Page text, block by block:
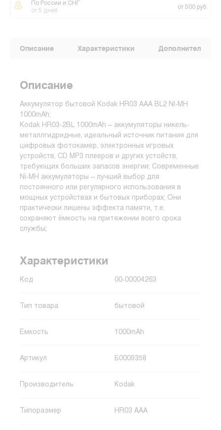
По России и СНГ
от 5 дней
от 500 руб.
Описание Характеристики
Описание
Аккумулятор бытовой Kodak HR03 AAA BL2 NI-MH
1000mAh;
Kodak HR03-2BL 1000mAh – аккумуляторы никель-
металлгидридные, идеальный источник питания для
цифровых фотокамер, электронных игровых
устройств, CD MP3 плееров и других устойств,
требующих больших запасов энергии; Современные
Ni-MH аккумуляторы – лучший выбор для
постоянного или регулярного использования в
мощных устройствах и бытовых приборах; Они
практически лишены эффекта памяти, т.е.
сохраняют ёмкость на притяжении всего срока
службы;
Характеристики
Код 00-00004263
Тип товара бытовой
Емкость 1000mAh
Артикул Б0009358
Производитель Kodak
Типоразмер HR03 AAA